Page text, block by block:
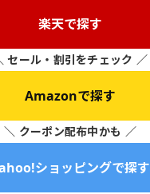
楽天で探す
セール・割引をチェック ／
Amazonで探す
＼ クーポン配布中かも ／
ショッピングで探す